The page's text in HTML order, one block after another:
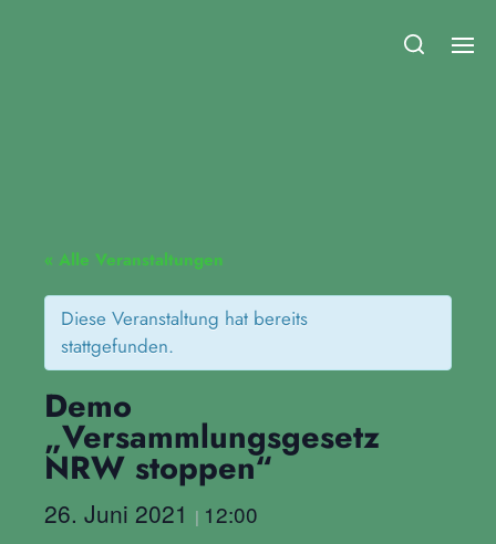
« Alle Veranstaltungen
Diese Veranstaltung hat bereits
stattgefunden.
Demo
„Versammlungsgesetz
NRW stoppen“
26. Juni 2021 | 12:00